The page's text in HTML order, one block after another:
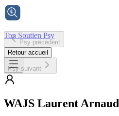
Ton Soutien Psy
Accueil
Psy précédent
Retour accueil
Psy suivant
WAJS Laurent Arnaud